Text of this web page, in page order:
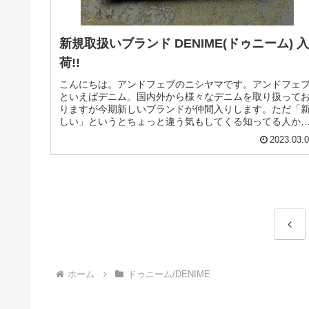
新規取扱いブランド DENIME(ドゥニーム) 入
荷!!
こんにちは。アンドフェブのニシヤマです。アンドフェ
といえばデニム。国内外から様々なデニムを取り扱ってお
りますが今期新しいブランドが仲間入りします。ただ「
しい」というとちょっと違う気もしてくる知ってる人から
前
ホーム ドゥニーム/DENIME